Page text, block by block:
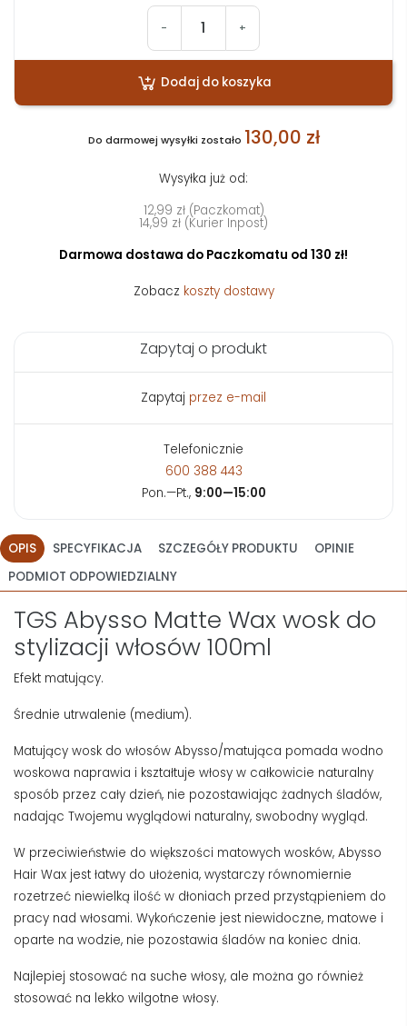
- +
Dodaj do koszyka
Do darmowej wysyłki zostało 130,00 zł
Wysyłka już od:
12,99 zł (Paczkomat)
14,99 zł (Kurier Inpost)
Darmowa dostawa do Paczkomatu od 130 zł!
Zobacz koszty dostawy
Zapytaj o produkt
Zapytaj przez e-mail
Telefonicznie
600 388 443
Pon.—Pt., 9:00—15:00
OPIS SPECYFIKACJA SZCZEGÓŁY PRODUKTU
OPINIE
PODMIOT ODPOWIEDZIALNY
TGS Abysso Matte Wax wosk do
stylizacji włosów 100ml
Efekt matujący.
Średnie utrwalenie (medium).
Matujący wosk do włosów Abysso/matująca pomada wodno
woskowa naprawia i kształtuje włosy w całkowicie naturalny
sposób przez cały dzień, nie pozostawiając żadnych śladów,
nadając Twojemu wyglądowi naturalny, swobodny wygląd.
W przeciwieństwie do większości matowych wosków, Abysso
Hair Wax jest łatwy do ułożenia, wystarczy równomiernie
rozetrzeć niewielką ilość w dłoniach przed przystąpieniem do
pracy nad włosami. Wykończenie jest niewidoczne, matowe i
oparte na wodzie, nie pozostawia śladów na koniec dnia.
Najlepiej stosować na suche włosy, ale można go również
stosować na lekko wilgotne włosy.